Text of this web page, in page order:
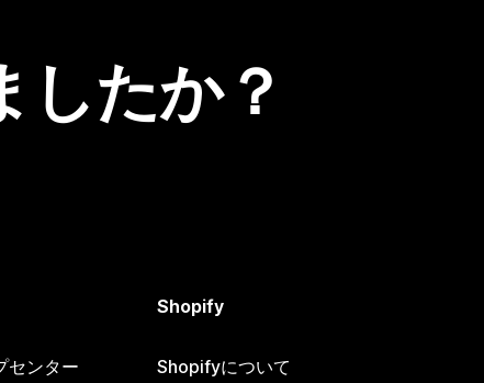
したか？
センター
Shopify
Shopifyについて